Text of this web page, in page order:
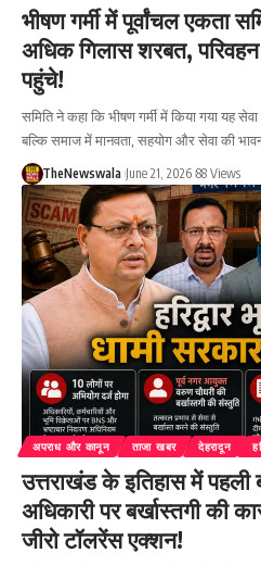
भीषण गर्मी में पूर्वांचल एकता
अधिक गिलास शरबत, परिवहन
पहुंचे!
समिति ने कहा कि भीषण गर्मी में किया गया यह
बल्कि समाज में मानवता, सहयोग और सेवा की
TheNewswala June 21, 2026 88 Views
अपराध और कानून ताजा खबर देहरादून
उत्तराखंड के इतिहास में पहली
अधिकारी पर बर्खास्तगी की
जीरो टॉलरेंस एक्शन!